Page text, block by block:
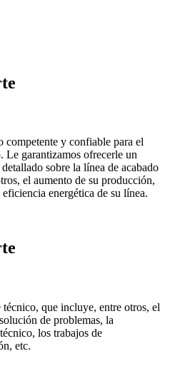
competente y confiable para el
Le garantizamos ofrecerle un
sobre la línea de acabado
el aumento de su producción,
energética de su línea.
que incluye, entre otros, el
de problemas, la
los trabajos de
etc.